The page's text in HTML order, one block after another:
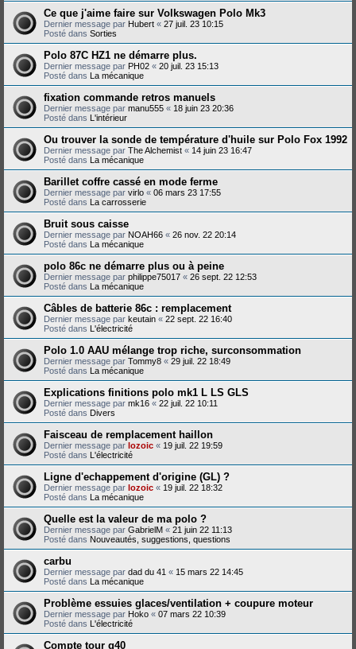
Ce que j'aime faire sur Volkswagen Polo Mk3
Dernier message par Hubert « 27 juil. 23 10:15
Posté dans Sorties
Polo 87C HZ1 ne démarre plus.
Dernier message par PH02 « 20 juil. 23 15:13
Posté dans La mécanique
fixation commande retros manuels
Dernier message par manu555 « 18 juin 23 20:36
Posté dans L'intérieur
Ou trouver la sonde de température d'huile sur Polo Fox 1992
Dernier message par The Alchemist « 14 juin 23 16:47
Posté dans La mécanique
Barillet coffre cassé en mode ferme
Dernier message par virlo « 06 mars 23 17:55
Posté dans La carrosserie
Bruit sous caisse
Dernier message par NOAH66 « 26 nov. 22 20:14
Posté dans La mécanique
polo 86c ne démarre plus ou à peine
Dernier message par philippe75017 « 26 sept. 22 12:53
Posté dans La mécanique
Câbles de batterie 86c : remplacement
Dernier message par keutain « 22 sept. 22 16:40
Posté dans L'électricité
Polo 1.0 AAU mélange trop riche, surconsommation
Dernier message par Tommy8 « 29 juil. 22 18:49
Posté dans La mécanique
Explications finitions polo mk1 L LS GLS
Dernier message par mk16 « 22 juil. 22 10:11
Posté dans Divers
Faisceau de remplacement haillon
Dernier message par lozoic « 19 juil. 22 19:59
Posté dans L'électricité
Ligne d'echappement d'origine (GL) ?
Dernier message par lozoic « 19 juil. 22 18:32
Posté dans La mécanique
Quelle est la valeur de ma polo ?
Dernier message par GabrielM « 21 juin 22 11:13
Posté dans Nouveautés, suggestions, questions
carbu
Dernier message par dad du 41 « 15 mars 22 14:45
Posté dans La mécanique
Problème essuies glaces/ventilation + coupure moteur
Dernier message par Hoko « 07 mars 22 10:39
Posté dans L'électricité
Compte tour g40